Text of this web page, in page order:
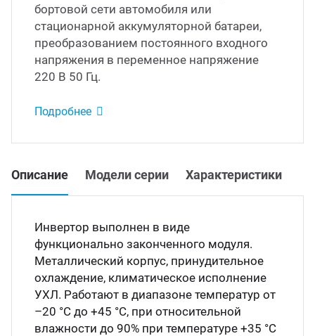
AC инверторы
DC преобразователи
бортовой сети автомобиля или
стационарной аккумуляторной батареи,
преобразованием постоянного входного
напряжения в переменное напряжение
220 В 50 Гц.
Подробнее
Описание Модели серии Характеристики
Инвертор выполнен в виде
функционально законченного модуля.
Металлический корпус, принудительное
охлаждение, климатическое исполнение
УХЛ. Работают в диапазоне температур от
–20 °С до +45 °С, при относительной
влажности до 90% при температуре +35 °С